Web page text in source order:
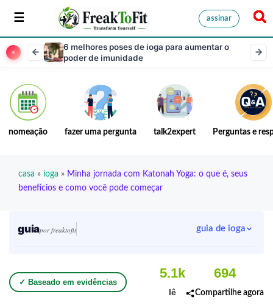
assinar
6 melhores poses de ioga para aumentar o
poder de imunidade
nomeação fazer uma pergunta talk2expert Perguntas e
casa » ioga » Minha jornada com Katonah Yoga: o que é, seus
benefícios e como você pode começar
guiapor freaktofit guia de ioga
✓ Baseado em evidências
5.1k
lê
694
Compartilhe agora